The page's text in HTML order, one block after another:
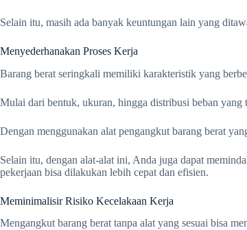
Selain itu, masih ada banyak keuntungan lain yang
Menyederhanakan Proses Kerja
Barang berat seringkali memiliki karakteristik yang
Mulai dari bentuk, ukuran, hingga distribusi beban yang
Dengan menggunakan alat pengangkut barang berat
Selain itu, dengan alat-alat ini, Anda juga dapat
pekerjaan bisa dilakukan lebih cepat dan efisien.
Meminimalisir Risiko Kecelakaan Kerja
Mengangkut barang berat tanpa alat yang sesuai bisa